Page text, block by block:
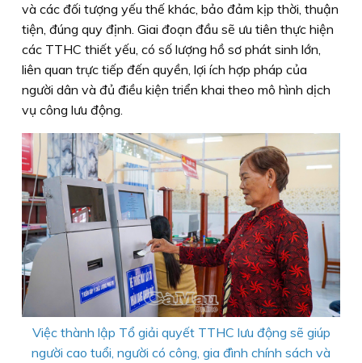
và các đối tượng yếu thế khác, bảo đảm kịp thời, thuận
tiện, đúng quy định. Giai đoạn đầu sẽ ưu tiên thực hiện
các TTHC thiết yếu, có số lượng hồ sơ phát sinh lớn,
liên quan trực tiếp đến quyền, lợi ích hợp pháp của
người dân và đủ điều kiện triển khai theo mô hình dịch
vụ công lưu động.
Việc thành lập Tổ giải quyết TTHC lưu động sẽ giúp
người cao tuổi, người có công, gia đình chính sách và